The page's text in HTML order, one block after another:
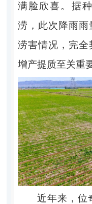
满脸欣喜。据
涝，此次降雨雨
涝害情况，完全
增产提质至关重
近年来，位